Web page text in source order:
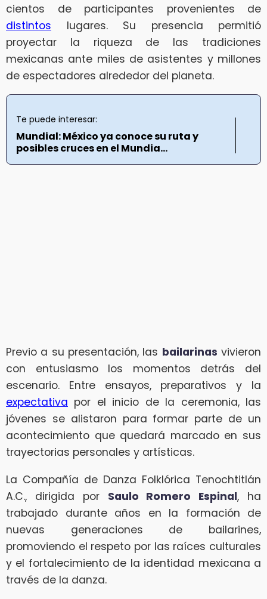
cientos de participantes provenientes de
distintos lugares. Su presencia permitió
proyectar la riqueza de las tradiciones
mexicanas ante miles de asistentes y millones
de espectadores alrededor del planeta.
Te puede interesar:
Mundial: México ya conoce su ruta y
posibles cruces en el Mundia...
Previo a su presentación, las bailarinas vivieron
con entusiasmo los momentos detrás del
escenario. Entre ensayos, preparativos y la
expectativa por el inicio de la ceremonia, las
jóvenes se alistaron para formar parte de un
acontecimiento que quedará marcado en sus
trayectorias personales y artísticas.
La Compañía de Danza Folklórica Tenochtitlán
A.C., dirigida por Saulo Romero Espinal, ha
trabajado durante años en la formación de
nuevas generaciones de bailarines,
promoviendo el respeto por las raíces culturales
y el fortalecimiento de la identidad mexicana a
través de la danza.